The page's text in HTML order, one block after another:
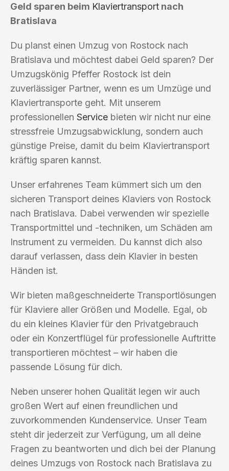
Geld sparen beim Klaviertransport nach
Bratislava
Du planst einen Umzug von Rostock nach
Bratislava und möchtest dabei Geld sparen? Der
Umzugskönig Pfeffer Rostock ist dein
zuverlässiger Partner, wenn es um Umzüge und
Klaviertransporte geht. Mit unserem
professionellen Service bieten wir nicht nur eine
stressfreie Umzugsabwicklung, sondern auch
günstige Preise, damit du beim Klaviertransport
kräftig sparen kannst.
Unser erfahrenes Team kümmert sich um den
sicheren Transport deines Klaviers von Rostock
nach Bratislava. Dabei verwenden wir spezielle
Transportmittel und -techniken, um Schäden am
Instrument zu vermeiden. Du kannst dich also
darauf verlassen, dass dein Klavier in besten
Händen ist.
Wir bieten maßgeschneiderte Transportlösungen
für Klaviere aller Größen und Modelle. Egal, ob
du ein kleines Klavier für den Privatgebrauch
oder ein Konzertflügel für professionelle Auftritte
transportieren möchtest – wir haben die
passende Lösung für dich.
Neben unserer hohen Qualität legen wir auch
großen Wert auf einen freundlichen und
zuvorkommenden Kundenservice. Unser Team
steht dir jederzeit zur Verfügung, um all deine
Fragen zu beantworten und dich bei der Planung
deines Umzugs von Rostock nach Bratislava zu